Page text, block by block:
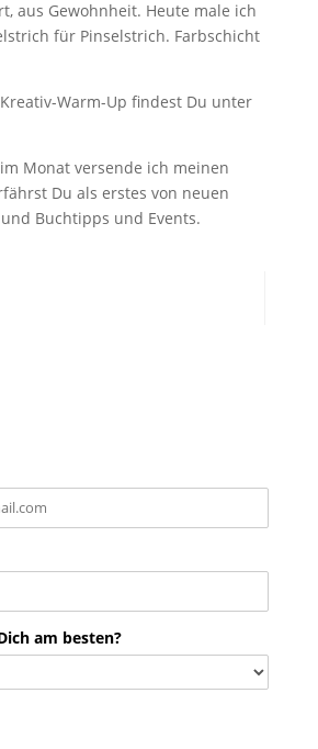
aus Gewohnheit. Heute male ich
für Pinselstrich. Farbschicht
Warm-Up findest Du unter
Monat versende ich meinen
Du als erstes von neuen
Buchtipps und Events.
am besten?